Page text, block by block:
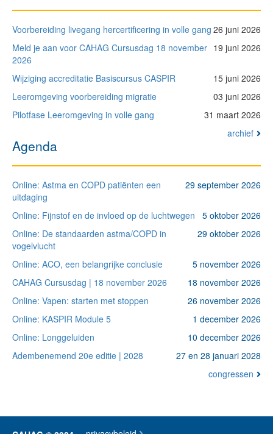
Voorbereiding livegang hercertificering in volle gang 26 juni 2026
Meld je aan voor CAHAG Cursusdag 18 november
2026
19 juni 2026
Wijziging accreditatie Basiscursus CASPIR
15 juni 2026
Leeromgeving voorbereiding migratie
03 juni 2026
Pilotfase Leeromgeving in volle gang
31 maart 2026
archief
Agenda
Online: Astma en COPD patiënten een
uitdaging
29 september 2026
Online: Fijnstof en de invloed op de luchtwegen
5 oktober 2026
Online: De standaarden astma/COPD in
vogelvlucht
29 oktober 2026
Online: ACO, een belangrijke conclusie
5 november 2026
CAHAG Cursusdag | 18 november 2026
18 november 2026
Online: Vapen: starten met stoppen
26 november 2026
Online: KASPIR Module 5
1 december 2026
Online: Longgeluiden
10 december 2026
Adembenemend 20e editie | 2028
27 en 28 januari 2028
congressen
Footer